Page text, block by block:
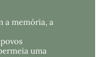
a memória, a
uma